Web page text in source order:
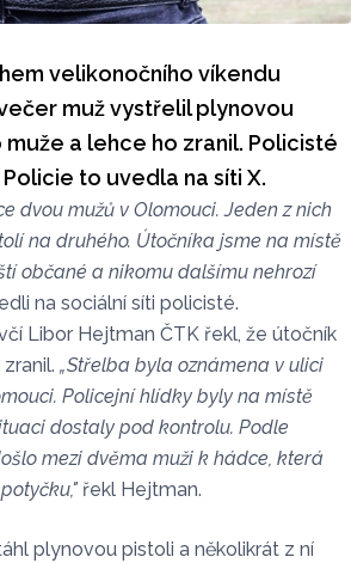
velikonočního víkendu
muž vystřelil plynovou
a lehce ho zranil. Policisté
to uvedla na síti X.
dvou mužů v Olomouci. Jeden z nich
na druhého. Útočníka jsme na místě
občané a nikomu dalšímu nehrozí
na sociální síti policisté.
Libor Hejtman ČTK řekl, že útočník
„Střelba byla oznámena v ulici
Policejní hlídky byly na místě
dostaly pod kontrolu. Podle
mezi dvěma muži k hádce, která
řekl Hejtman.
plynovou pistoli a několikrát z ní